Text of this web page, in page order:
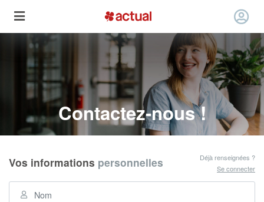
Contactez-nous !
Vos informations personnelles
Déjà renseignées ?
Se connecter